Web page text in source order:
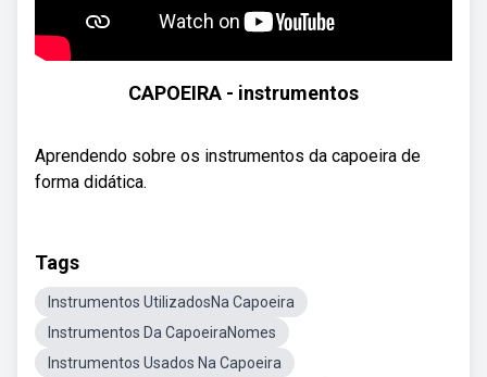
CAPOEIRA - instrumentos
Aprendendo sobre os instrumentos da capoeira de
forma didática.
Tags
Instrumentos UtilizadosNa Capoeira
Instrumentos Da CapoeiraNomes
Instrumentos Usados Na Capoeira